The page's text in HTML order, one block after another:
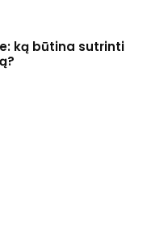
ką būtina sutrinti